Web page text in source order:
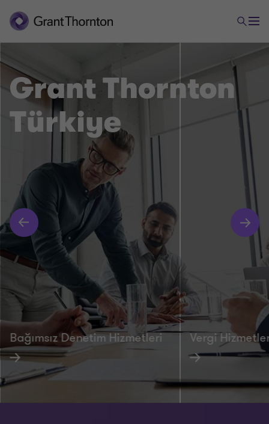
Grant Thornton
Türkiye
Bağımsız Denetim Hizmetleri Vergi